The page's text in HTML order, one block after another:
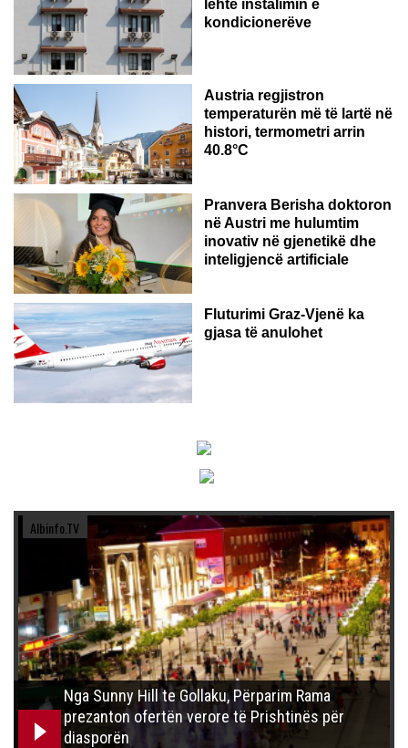
lehtë instalimin e
kondicionerëve
Austria regjistron
temperaturën më të lartë në
histori, termometri arrin
40.8°C
AUSTRI
Pranvera Berisha doktoron
në Austri me hulumtim
inovativ në gjenetikë dhe
inteligjencë artificiale
Fluturimi Graz-Vjenë ka
gjasa të anulohet
Albinfo.TV
Nga Sunny Hill te Gollaku, Përparim Rama
prezanton ofertën verore të Prishtinës për
diasporën